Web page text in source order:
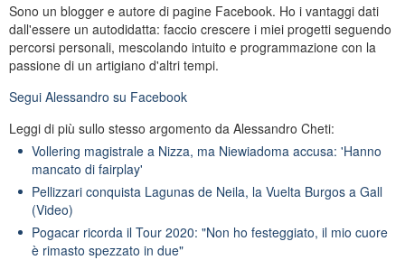
Sono un blogger e autore di pagine Facebook. Ho i vantaggi dati
dall'essere un autodidatta: faccio crescere i miei progetti seguendo
percorsi personali, mescolando intuito e programmazione con la
passione di un artigiano d'altri tempi.
Segui Alessandro su Facebook
Leggi di più sullo stesso argomento da Alessandro Cheti:
Vollering magistrale a Nizza, ma Niewiadoma accusa: 'Hanno
mancato di fairplay'
Pellizzari conquista Lagunas de Neila, la Vuelta Burgos a Gall
(Video)
Pogacar ricorda il Tour 2020: "Non ho festeggiato, il mio cuore
è rimasto spezzato in due"